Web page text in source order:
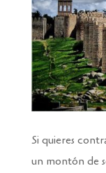
Si quieres
un montón de